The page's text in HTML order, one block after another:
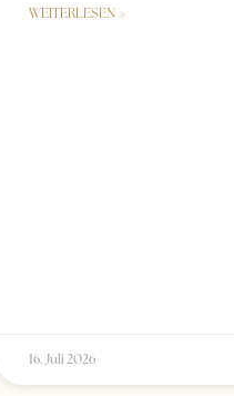
WEITERLESEN »
16. Juli 2026